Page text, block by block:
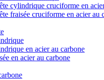
cylindrique cruciforme en
fraisée cruciforme en acier au
en acier au carbone
en acier au carbone